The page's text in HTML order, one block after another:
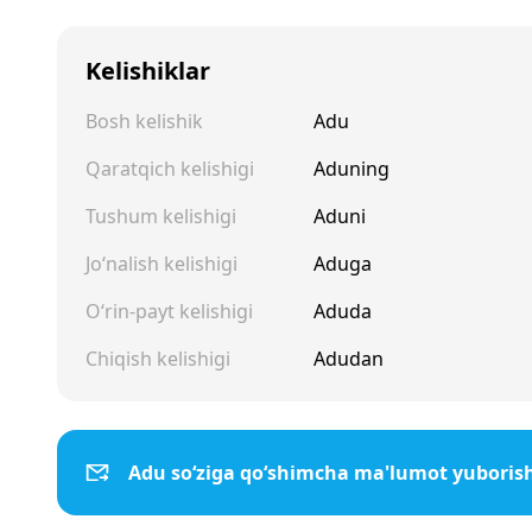
Kelishiklar
Bosh kelishik
Adu
Qaratqich kelishigi
Aduning
Tushum kelishigi
Aduni
Jo‘nalish kelishigi
Aduga
O‘rin-payt kelishigi
Aduda
Chiqish kelishigi
Adudan
Adu so‘ziga qo‘shimcha ma'lumot